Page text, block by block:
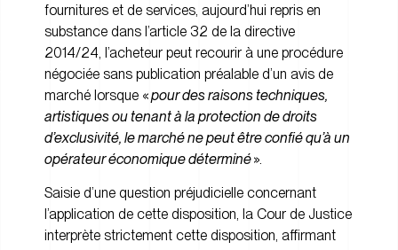
fournitures et de services, aujourd’hui repris en
substance dans l’article 32 de la directive
2014/24, l’acheteur peut recourir à une procédure
négociée sans publication préalable d’un avis de
marché lorsque «pour des raisons techniques,
artistiques ou tenant à la protection de droits
d’exclusivité, le marché ne peut être confié qu’à un
opérateur économique déterminé».
Saisie d’une question préjudicielle concernant
l’application de cette disposition, la Cour de Justice
interprète strictement cette disposition, affirmant